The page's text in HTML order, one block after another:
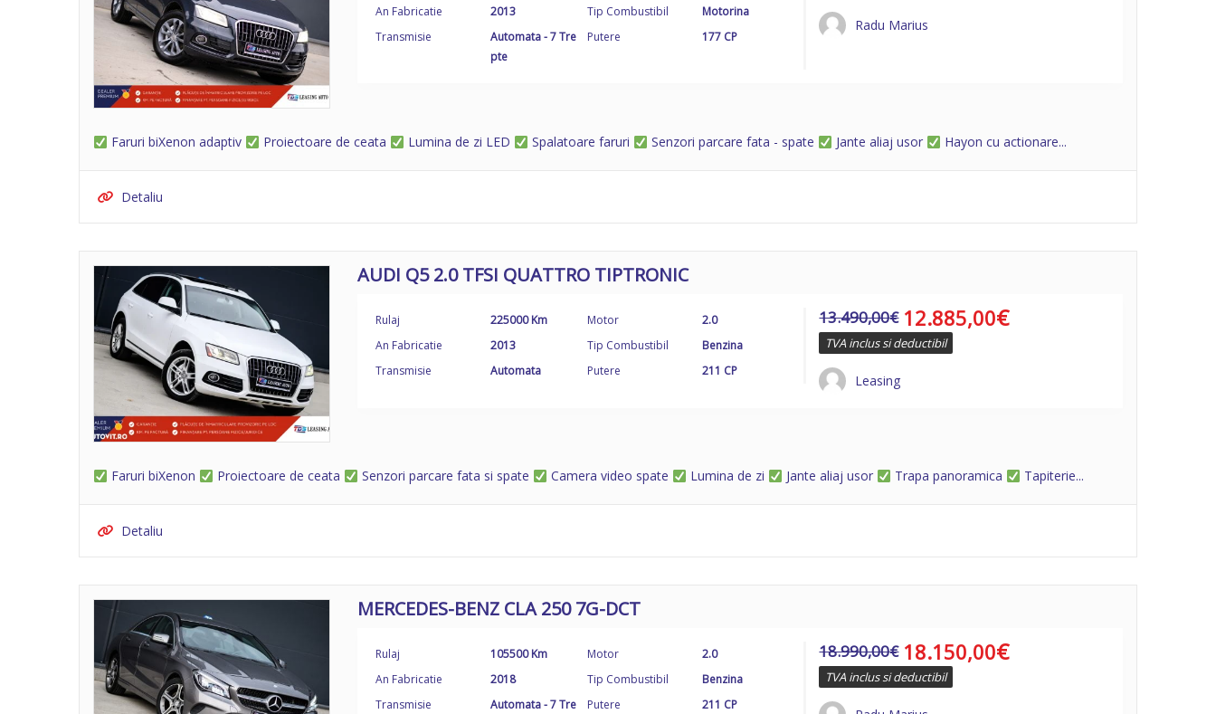
An Fabricatie
2013
Transmisie
Automata - 7 Tre
pte
Tip Combustibil
Motorina
Putere
177 CP
Radu Marius
Faruri biXenon adaptiv Proiectoare de ceata Lumina de zi LED Spalatoare faruri Senzori parcare fata - spate Jante aliaj usor Hayon cu actionare...
Detaliu
AUDI Q5 2.0 TFSI QUATTRO TIPTRONIC
Rulaj
225000 Km
An Fabricatie
2013
Transmisie
Automata
Motor
2.0
Tip Combustibil
Benzina
Putere
211 CP
13.490,00€ 12.885,00€
TVA inclus si deductibil
Leasing
Faruri biXenon Proiectoare de ceata Senzori parcare fata si spate Camera video spate Lumina de zi Jante aliaj usor Trapa panoramica Tapiterie...
Detaliu
MERCEDES-BENZ CLA 250 7G-DCT
Rulaj
105500 Km
An Fabricatie
2018
Transmisie
Automata - 7 Tre
Motor
2.0
Tip Combustibil
Benzina
Putere
211 CP
18.990,00€ 18.150,00€
TVA inclus si deductibil